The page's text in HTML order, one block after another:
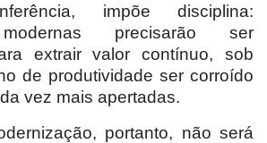
impõe disciplina:
precisarão ser
extrair valor contínuo, sob
de produtividade ser corroído
vez mais apertadas.
portanto, não será